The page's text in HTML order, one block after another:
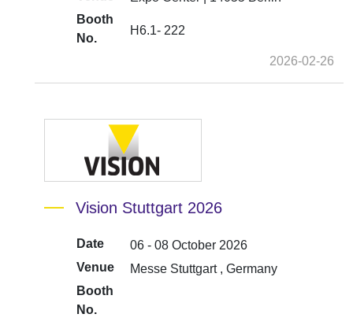
Booth
No.
H6.1- 222
2026-02-26
Vision Stuttgart 2026
Date
06 - 08 October 2026
Venue
Messe Stuttgart , Germany
Booth
No.